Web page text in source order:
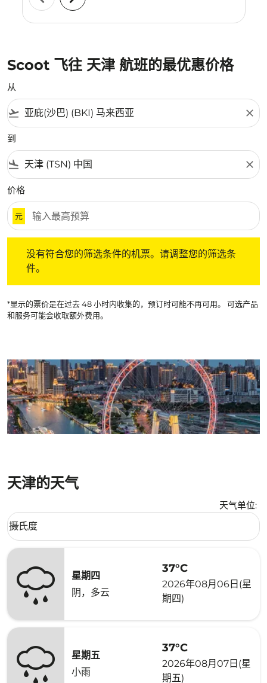
Scoot 飞往 天津 航班的最优惠价格
从
flight_takeoff close
到
flight_land close
价格
元
没有符合您的筛选条件的机票。请调整您的筛选条
件。
*显示的票价是在过去 48 小时内收集的，预订时可能不再可用。 可选产品
和服务可能会收取额外费用。
天津的天气
天气单位:
Weather unit option 摄氏度 Selected
摄氏度
keyboard_arrow_down
星期四
阴，多云
37°C
2026年08月06日(星
期四)
星期五
小雨
37°C
2026年08月07日(星
期五)